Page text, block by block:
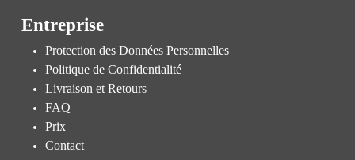
Entreprise
Protection des Données Personnelles
Politique de Confidentialité
Livraison et Retours
FAQ
Prix
Contact